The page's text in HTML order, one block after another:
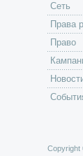
Сеть
Права
Право
Copyright